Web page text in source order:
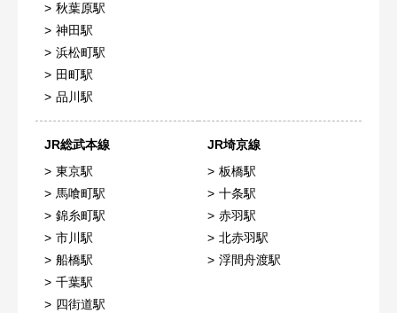
秋葉原駅
神田駅
浜松町駅
田町駅
品川駅
JR総武本線
東京駅
馬喰町駅
錦糸町駅
市川駅
船橋駅
千葉駅
四街道駅
JR埼京線
板橋駅
十条駅
赤羽駅
北赤羽駅
浮間舟渡駅